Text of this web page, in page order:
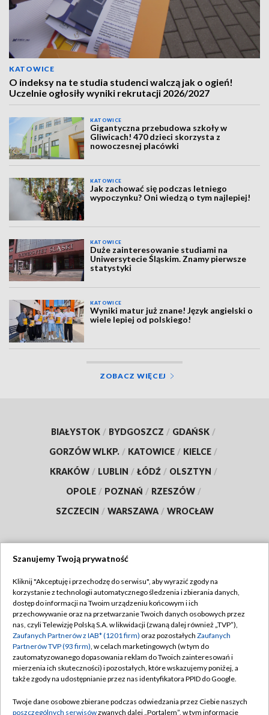
KATOWICE
O indeksy na te studia studenci walczą jak o ogień!
Uczelnie ogłosiły wyniki rekrutacji 2026/2027
KATOWICE
Gigantyczna przebudowa szkoły w
Gliwicach! 470 dzieci skorzysta z
nowoczesnej placówki
KATOWICE
Jak zachować się podczas letniego
wypoczynku? Oni wiedzą o tym najlepiej!
KATOWICE
Duże zainteresowanie studiami na
Uniwersytecie Śląskim. Znamy pierwsze
statystyki
KATOWICE
Wyniki matur już znane! Język angielski o
wiele lepiej od polskiego!
ZOBACZ WIĘCEJ
BIAŁYSTOK / BYDGOSZCZ / GDAŃSK /
GORZÓW WLKP. / KATOWICE / KIELCE /
KRAKÓW / LUBLIN / ŁÓDŹ / OLSZTYN /
OPOLE / POZNAŃ / RZESZÓW /
SZCZECIN / WARSZAWA / WROCŁAW
TVP
Abonament TVP
Emisja w TVP
Centrum informacji TVP
Naziemna Telewizja Cyfrowa
Rada Programowa
Regulamin TVP
Polityka prywatności
Moje zgody
Pomoc
Szanujemy Twoją prywatność
Kliknij "Akceptuję i przechodzę do serwisu", aby wyrazić zgody na
korzystanie z technologii automatycznego śledzenia i zbierania danych,
dostęp do informacji na Twoim urządzeniu końcowym i ich
przechowywanie oraz na przetwarzanie Twoich danych osobowych przez
nas, czyli Telewizję Polską S.A. w likwidacji (zwaną dalej również „TVP”),
Zaufanych Partnerów z IAB* (1201 firm) oraz pozostałych Zaufanych
Partnerów TVP (93 firm), w celach marketingowych (w tym do
zautomatyzowanego dopasowania reklam do Twoich zainteresowań i
mierzenia ich skuteczności) i pozostałych, które wskazujemy poniżej, a
także zgody na udostępnianie przez nas identyfikatora PPID do Google.
Twoje dane osobowe zbierane podczas odwiedzania przez Ciebie naszych
poszczególnych serwisówzwanych dalej „Portalem”, w tym informacje